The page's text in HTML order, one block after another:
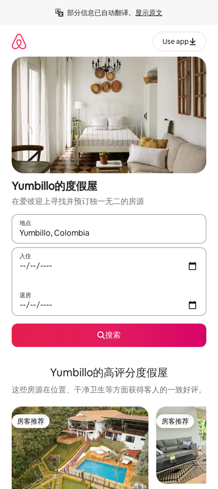
部分信息已自动翻译。 显示原文
Use app
Yumbillo的度假屋
在爱彼迎上寻找并预订独一无二的房源
地点
如有搜索结果，请使用上下方向键查看，或通过点击或滑动手势
入住
退房
搜索
Yumbillo的高评分度假屋
这些房源在位置、干净卫生等方面获得客人的一致好评。
房客推荐
房客推荐 房客推荐
房客推荐